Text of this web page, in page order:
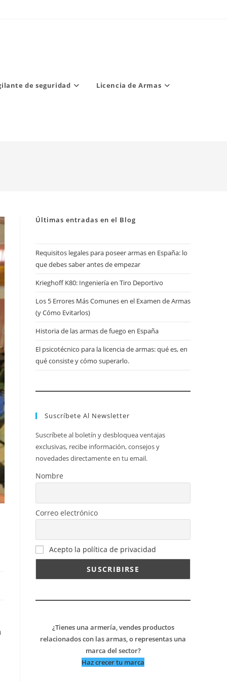
de seguridad Licencia de Armas
Últimas entradas en el Blog
Requisitos legales para poseer armas en España: lo
que debes saber antes de empezar
Krieghoff K80: Ingeniería en Tiro Deportivo
Los 5 Errores Más Comunes en el Examen de Armas
(y Cómo Evitarlos)
Historia de las armas de fuego en España
El psicotécnico para la licencia de armas: qué es, en
qué consiste y cómo superarlo.
Suscríbete Al Newsletter
Suscríbete al boletín y desbloquea ventajas
exclusivas, recibe información, consejos y
novedades directamente en tu email.
Nombre
Correo electrónico
Acepto la política de privacidad
¿Tienes una armería, vendes productos
relacionados con las armas, o representas una
marca del sector?
Haz crecer tu marca